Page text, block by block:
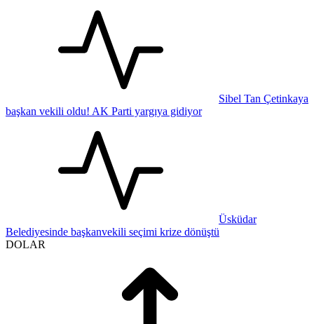
Sibel Tan Çetinkaya
başkan vekili oldu! AK Parti yargıya gidiyor
Üsküdar
Belediyesinde başkanvekili seçimi krize dönüştü
DOLAR